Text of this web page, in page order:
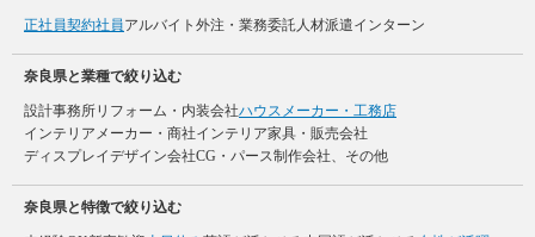
正社員契約社員アルバイト 外注・業務委託人材派遣インターン
奈良県と業種で絞り込む
設計事務所リフォーム・内装会社ハウスメーカー・工務店
インテリアメーカー・商社インテリア家具・販売会社
ディスプレイデザイン会社CG・パース制作会社、その他
奈良県と特徴で絞り込む